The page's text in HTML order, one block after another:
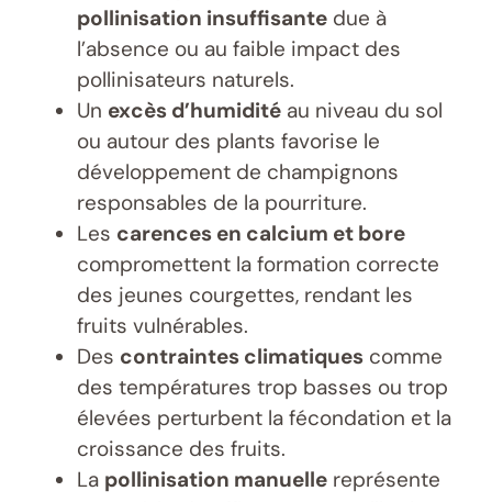
pollinisation insuffisante due à
l’absence ou au faible impact des
pollinisateurs naturels.
Un excès d’humidité au niveau du sol
ou autour des plants favorise le
développement de champignons
responsables de la pourriture.
Les carences en calcium et bore
compromettent la formation correcte
des jeunes courgettes, rendant les
fruits vulnérables.
Des contraintes climatiques comme
des températures trop basses ou trop
élevées perturbent la fécondation et la
croissance des fruits.
La pollinisation manuelle représente